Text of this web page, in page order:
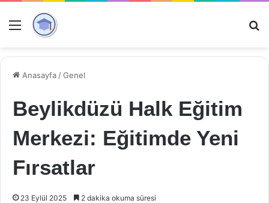
Menü
Anasayfa /Genel
Beylikdüzü Halk Eğitim
Merkezi: Eğitimde Yeni
Fırsatlar
23 Eylül 2025 2 dakika okuma süresi